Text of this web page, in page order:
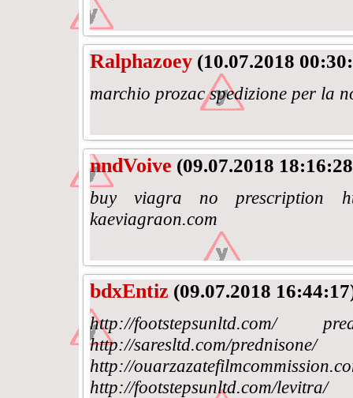
Ralphazoey (10.07.2018
marchio prozac spedizione per la
nndVoive (09.07.2018
buy viagra no prescription
kaeviagraon.com
bdxEntiz (09.07.2018
http://
http://saresltd.com/
http://
http://footstepsunltd.com/levitra/